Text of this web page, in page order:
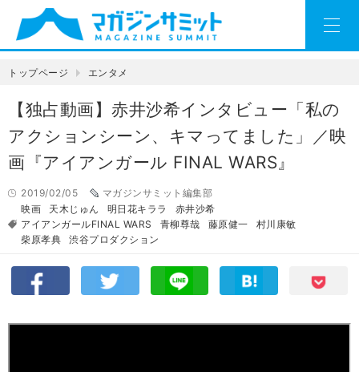
トップページ エンタメ
【独占動画】赤井沙希インタビュー「私の
アクションシーン、キマってました」／映
画『アイアンガール FINAL WARS』
2019/02/05
マガジンサミット編集部
映画
天木じゅん 明日花キララ
赤井沙希
アイアンガールFINAL WARS
青柳尊哉 藤原健一
村川康敏
柴原孝典
渋谷プロダクション